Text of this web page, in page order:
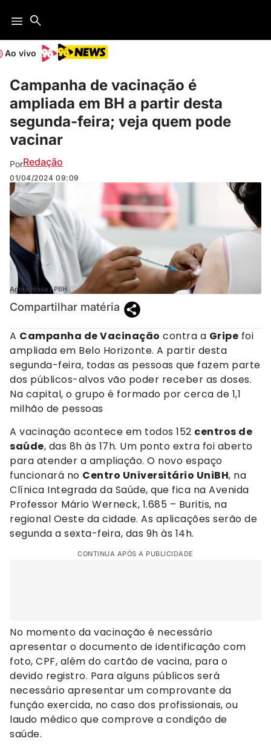
Ao vivo
Campanha de vacinação é
ampliada em BH a partir desta
segunda-feira; veja quem pode
vacinar
PorRedação
01/04/2024 09:09
Amira Hissa / PBH
Compartilhar matéria
A Campanha de Vacinação contra a Gripe foi
ampliada em Belo Horizonte. A partir desta
segunda-feira, todas as pessoas que fazem parte
dos públicos-alvos vão poder receber as doses.
Na capital, o grupo é formado por cerca de 1,1
milhão de pessoas
A vacinação acontece em todos 152 centros de
saúde, das 8h às 17h. Um ponto extra foi aberto
para atender a ampliação. O novo espaço
funcionará no Centro Universitário UniBH, na
Clínica Integrada da Saúde, que fica na Avenida
Professor Mário Werneck, 1.685 – Buritis, na
regional Oeste da cidade. As aplicações serão de
segunda a sexta-feira, das 9h às 14h.
CONTINUA APÓS A PUBLICIDADE
No momento da vacinação é necessário
apresentar o documento de identificação com
foto, CPF, além do cartão de vacina, para o
devido registro. Para alguns públicos será
necessário apresentar um comprovante da
função exercida, no caso dos profissionais, ou
laudo médico que comprove a condição de
saúde.